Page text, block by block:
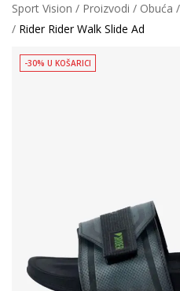
Sport Vision Proizvodi Obuća
Rider Rider Walk Slide Ad
-30% U KOŠARICI